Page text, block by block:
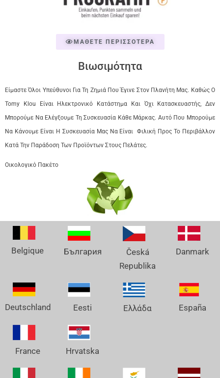
ΜΑΘΕΤΕ ΠΕΡΙΣΣΟΤΕΡΑ
Βιωσιμότητα
Είμαστε Όλοι Υπεύθυνοι Για Τη Ζημιά Που Έγινε Στον Πλανήτη Μας. Καθώς Ο
Tomy Klou Είναι Ηλεκτρονικό Κατάστημα Και Όχι Κατασκευαστής, Δεν
Μπορούμε Να Ελέγξουμε Τη Συσκευασία Κάθε Μάρκας. Αυτό Που Μπορούμε
Να Κάνουμε Είναι Η Συσκευασία Μας Να Είναι Φιλική Προς Το Περιβάλλον
Κατά Την Παράδοση Των Προϊόντων Στους Πελάτες.
Οικολογικό Πακέτο
Belgique България
Česká
Republika
Danmark
Deutschland Eesti Ελλάδα España
France Hrvatska